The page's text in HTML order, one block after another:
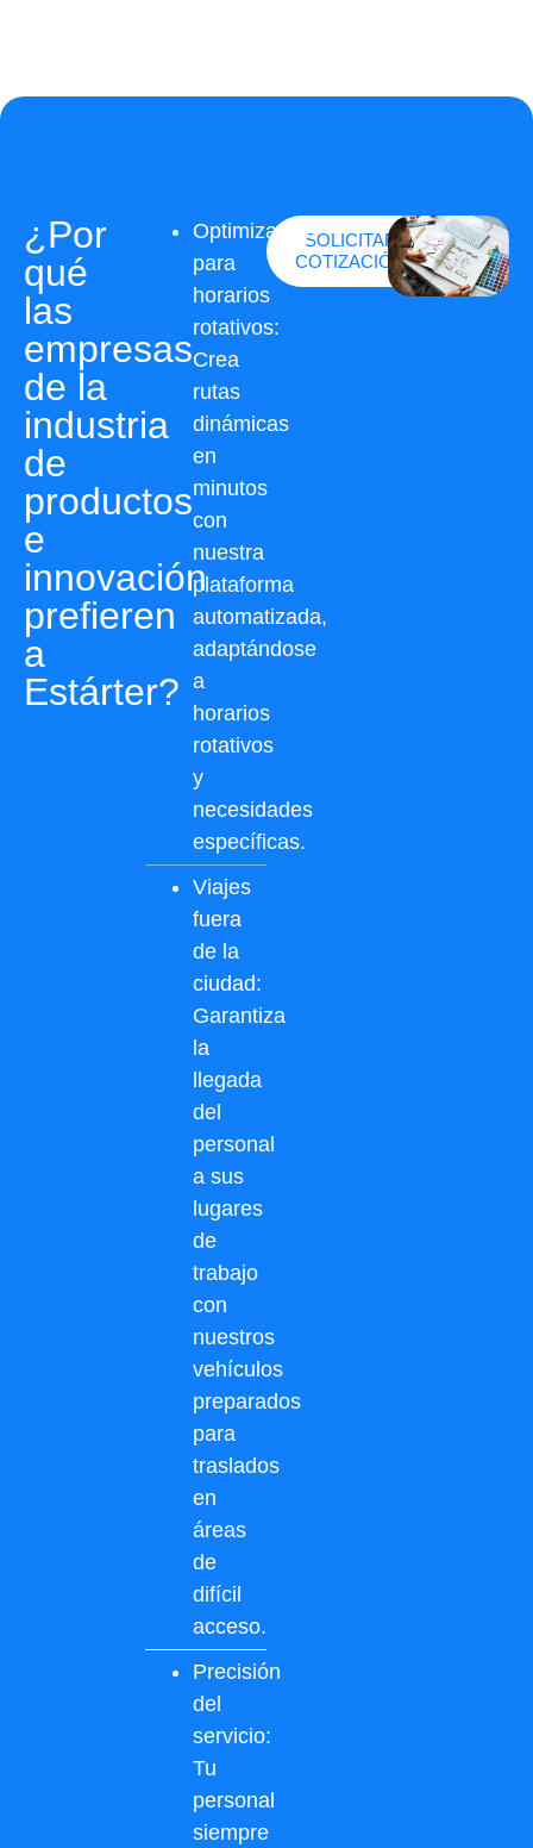
¿Por
qué
las
empresas
de la
industria
de
productos
e
innovación
prefieren
a
Estárter?
SOLICITAR
COTIZACIÓN
Optimización
para
horarios
rotativos:
Crea
rutas
dinámicas
en
minutos
con
nuestra
plataforma
automatizada,
adaptándose
a
horarios
rotativos
y
necesidades
específicas.
Viajes
fuera
de la
ciudad:
Garantiza
la
llegada
del
personal
a sus
lugares
de
trabajo
con
nuestros
vehículos
preparados
para
traslados
en
áreas
de
difícil
acceso.
Precisión
del
servicio:
Tu
personal
siempre